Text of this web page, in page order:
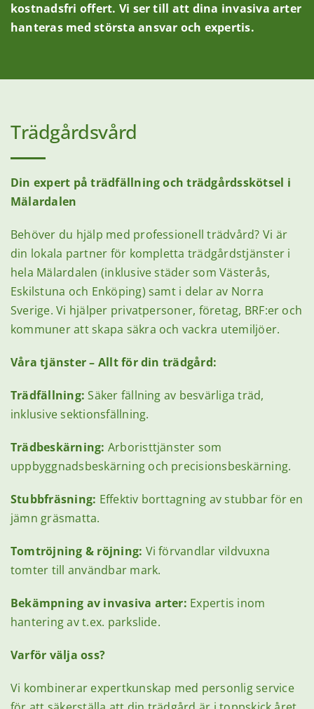
kostnadsfri offert. Vi ser till att dina invasiva arter
hanteras med största ansvar och expertis.
Trädgårdsvård
Din expert på trädfällning och trädgårdsskötsel i
Mälardalen
Behöver du hjälp med professionell trädvård? Vi är
din lokala partner för kompletta trädgårdstjänster i
hela Mälardalen (inklusive städer som Västerås,
Eskilstuna och Enköping) samt i delar av Norra
Sverige. Vi hjälper privatpersoner, företag, BRF:er och
kommuner att skapa säkra och vackra utemiljöer.
Våra tjänster – Allt för din trädgård:
Trädfällning: Säker fällning av besvärliga träd,
inklusive sektionsfällning.
Trädbeskärning: Arboristtjänster som
uppbyggnadsbeskärning och precisionsbeskärning.
Stubbfräsning: Effektiv borttagning av stubbar för en
jämn gräsmatta.
Tomtröjning & röjning: Vi förvandlar vildvuxna
tomter till användbar mark.
Bekämpning av invasiva arter: Expertis inom
hantering av t.ex. parkslide.
Varför välja oss?
Vi kombinerar expertkunskap med personlig service